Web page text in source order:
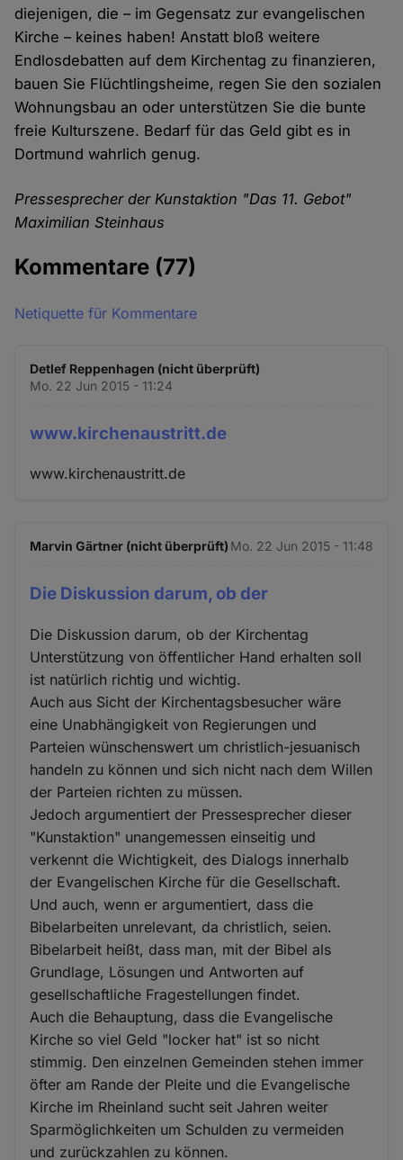
diejenigen, die – im Gegensatz zur evangelischen
Kirche – keines haben! Anstatt bloß weitere
Endlosdebatten auf dem Kirchentag zu finanzieren,
bauen Sie Flüchtlingsheime, regen Sie den sozialen
Wohnungsbau an oder unterstützen Sie die bunte
freie Kulturszene. Bedarf für das Geld gibt es in
Dortmund wahrlich genug.
Pressesprecher der Kunstaktion "Das 11. Gebot"
Maximilian Steinhaus
Kommentare (77)
Netiquette für Kommentare
Detlef Reppenhagen (nicht überprüft)
Mo. 22 Jun 2015 - 11:24
www.kirchenaustritt.de
www.kirchenaustritt.de
Marvin Gärtner (nicht überprüft) Mo. 22 Jun 2015 - 11:48
Die Diskussion darum, ob der
Die Diskussion darum, ob der Kirchentag
Unterstützung von öffentlicher Hand erhalten soll
ist natürlich richtig und wichtig.
Auch aus Sicht der Kirchentagsbesucher wäre
eine Unabhängigkeit von Regierungen und
Parteien wünschenswert um christlich-jesuanisch
handeln zu können und sich nicht nach dem Willen
der Parteien richten zu müssen.
Jedoch argumentiert der Pressesprecher dieser
"Kunstaktion" unangemessen einseitig und
verkennt die Wichtigkeit, des Dialogs innerhalb
der Evangelischen Kirche für die Gesellschaft.
Und auch, wenn er argumentiert, dass die
Bibelarbeiten unrelevant, da christlich, seien.
Bibelarbeit heißt, dass man, mit der Bibel als
Grundlage, Lösungen und Antworten auf
gesellschaftliche Fragestellungen findet.
Auch die Behauptung, dass die Evangelische
Kirche so viel Geld "locker hat" ist so nicht
stimmig. Den einzelnen Gemeinden stehen immer
öfter am Rande der Pleite und die Evangelische
Kirche im Rheinland sucht seit Jahren weiter
Sparmöglichkeiten um Schulden zu vermeiden
und zurückzahlen zu können.